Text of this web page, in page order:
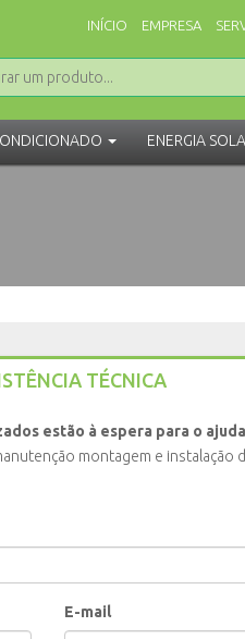
INÍCIO EMPRESA
ENERGIA
TÉCNICA
estão à espera para o
montagem e
E-mail